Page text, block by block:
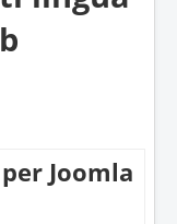
Joomla